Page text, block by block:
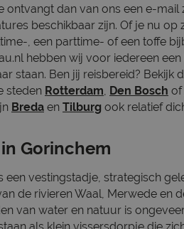
ontvangt dan van ons een e-mail
beschikbaar zijn. Of je nu op
, een parttime- of een toffe
hebben wij voor iedereen een
staan. Ben jij reisbereid? Bekijk
steden Rotterdam, Den Bosch of
Breda en Tilburg ook relatief
Gorinchem
een vestingstadje, strategisch
de rivieren Waal, Merwede en
van water en natuur is